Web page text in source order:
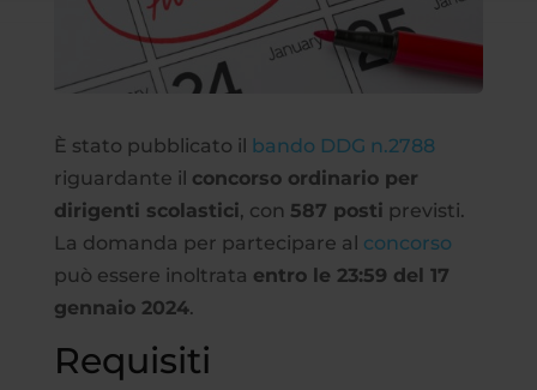
È stato pubblicato il bando DDG n.2788
riguardante il concorso ordinario per
dirigenti scolastici, con 587 posti previsti.
La domanda per partecipare al concorso
può essere inoltrata entro le 23:59 del 17
gennaio 2024.
Requisiti